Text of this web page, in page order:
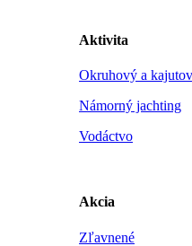
Aktivita
Okruhový a
Námorný jachting
Vodáctvo
Akcia
Zľavnené